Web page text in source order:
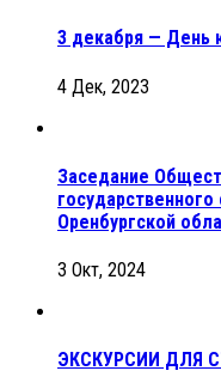
3 декабря — День
4 Дек, 2023
Заседание
Оренбургской
3 Окт, 2024
ЭКСКУРСИИ ДЛЯ